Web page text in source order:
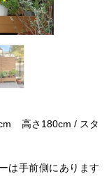
高さ180cm / スタ
は手前側にあります